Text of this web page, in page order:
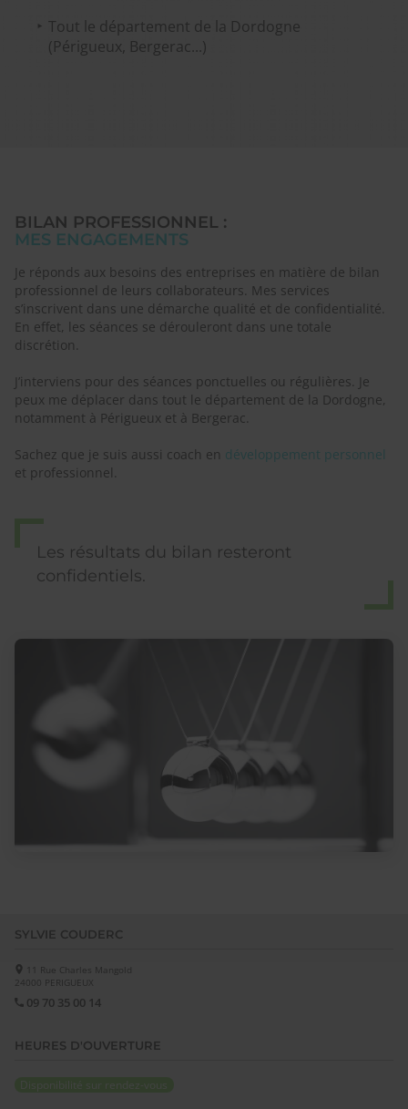
Tout le département de la Dordogne
(Périgueux, Bergerac...)
BILAN PROFESSIONNEL :
MES ENGAGEMENTS
Je réponds aux besoins des entreprises en matière de bilan
professionnel de leurs collaborateurs. Mes services
s’inscrivent dans une démarche qualité et de confidentialité.
En effet, les séances se dérouleront dans une totale
discrétion.
J’interviens pour des séances ponctuelles ou régulières. Je
peux me déplacer dans tout le département de la Dordogne,
notamment à Périgueux et à Bergerac.
Sachez que je suis aussi coach en développement personnel
et professionnel.
Les résultats du bilan resteront
confidentiels.
SYLVIE COUDERC
11 Rue Charles Mangold
24000
PERIGUEUX
09 70 35 00 14
HEURES D'OUVERTURE
Disponibilité sur rendez-vous